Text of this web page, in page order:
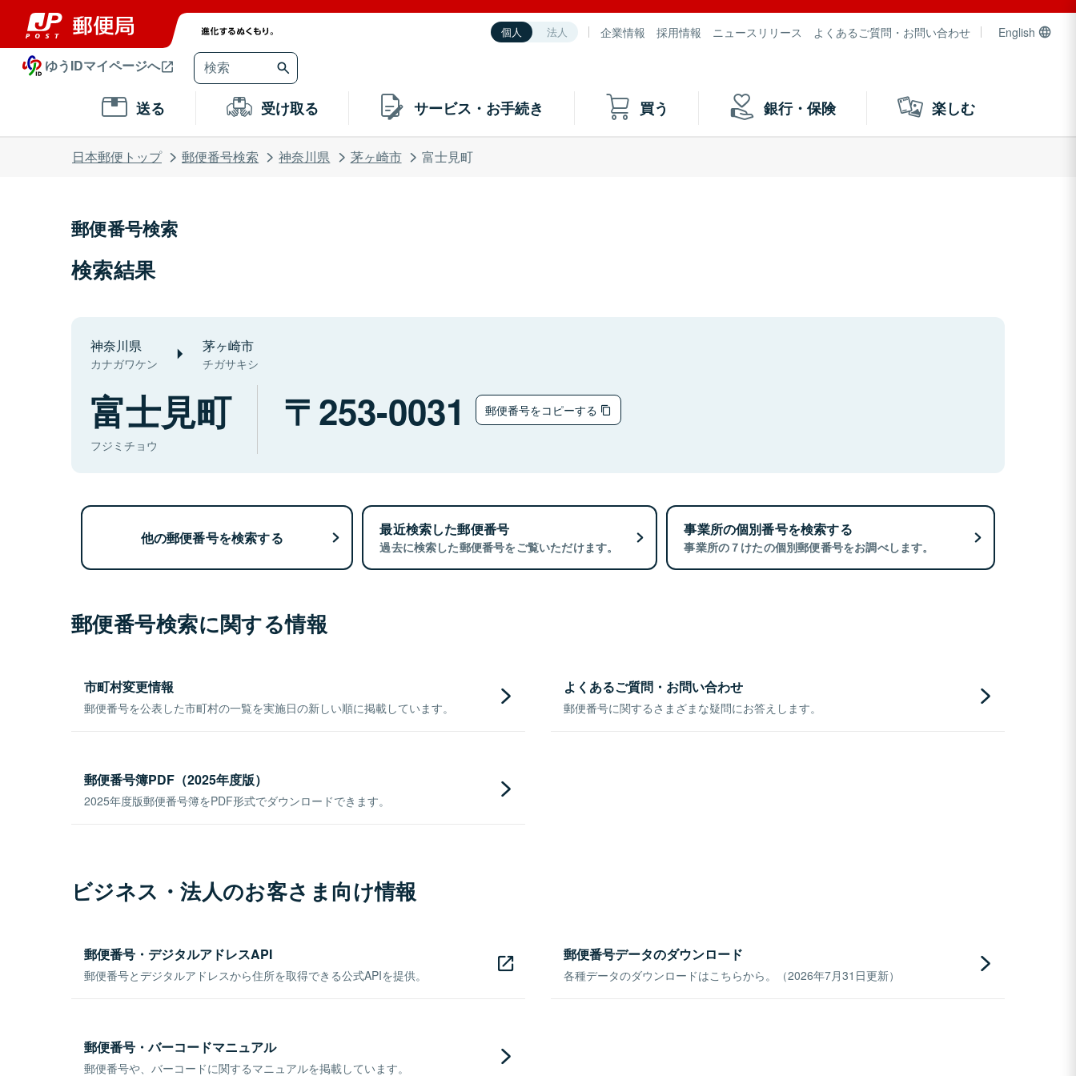
個人 法人 企業情報 採用情報 ニュースリリース よくあるご質問・お問い合わせ English
ゆうIDマイページへ
送る 受け取る サービス・お手続き 買う 銀行・保険 楽しむ
日本郵便トップ 郵便番号検索 神奈川県 茅ヶ崎市 富士見町
郵便番号検索
検索結果
神奈川県
カナガワケン
茅ヶ崎市
チガサキシ
富士見町
フジミチョウ
253-0031 郵便番号をコピーする
他の郵便番号を検索する 最近検索した郵便番号
過去に検索した郵便番号をご覧いただけます。
事業所の個別番号を検索する
事業所の７けたの個別郵便番号をお調べします。
郵便番号検索に関する情報
市町村変更情報
郵便番号を公表した市町村の一覧を実施日の新しい順に掲載しています。
よくあるご質問・お問い合わせ
郵便番号に関するさまざまな疑問にお答えします。
郵便番号簿PDF（2025年度版）
2025年度版郵便番号簿をPDF形式でダウンロードできます。
ビジネス・法人のお客さま向け情報
郵便番号・デジタルアドレスAPI
郵便番号とデジタルアドレスから住所を取得できる公式APIを提供。
郵便番号データのダウンロード
各種データのダウンロードはこちらから。（2026年7月31日更新）
郵便番号・バーコードマニュアル
郵便番号や、バーコードに関するマニュアルを掲載しています。